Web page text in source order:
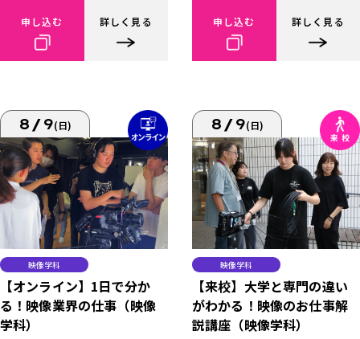
申し込む 詳しく見る 申し込む 詳しく見る
8/9(日)
映像学科
【オンライン】1日で分か
る！映像業界の仕事（映像
学科）
8/9(日)
映像学科
【来校】大学と専門の違い
がわかる！映像のお仕事解
説講座（映像学科）